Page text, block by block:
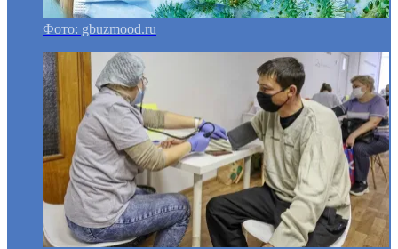
Фото: gbuzmood.ru